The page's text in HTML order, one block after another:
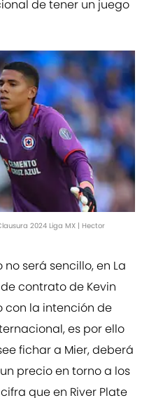
de tener un juego
2024 Liga MX | Hector
será sencillo, en La
contrato de Kevin
con la intención de
es por ello
fichar a Mier, deberá
precio en torno a los
que en River Plate